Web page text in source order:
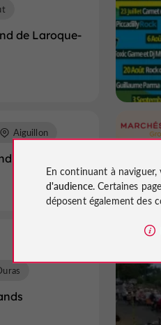
de Laroque-
Aiguillon
En continuant à
d'audience. Certaines
déposent également des